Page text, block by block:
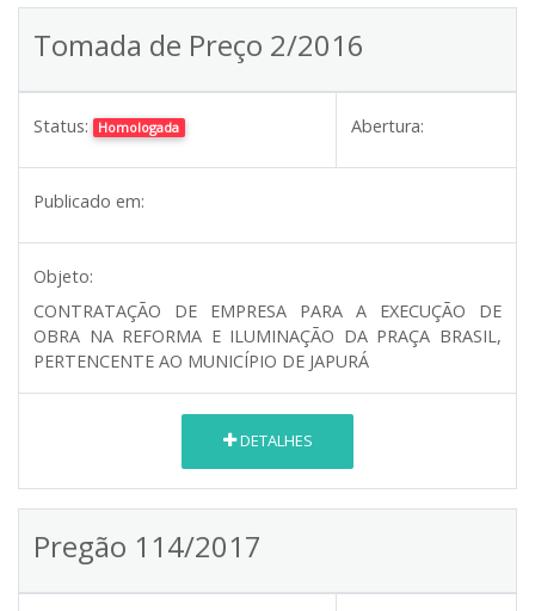
Tomada de Preço 2/2016
Status: Homologada Abertura:
Publicado em:
Objeto:
CONTRATAÇÃO DE EMPRESA PARA A EXECUÇÃO DE
OBRA NA REFORMA E ILUMINAÇÃO DA PRAÇA BRASIL,
PERTENCENTE AO MUNICÍPIO DE JAPURÁ
DETALHES
Pregão 114/2017